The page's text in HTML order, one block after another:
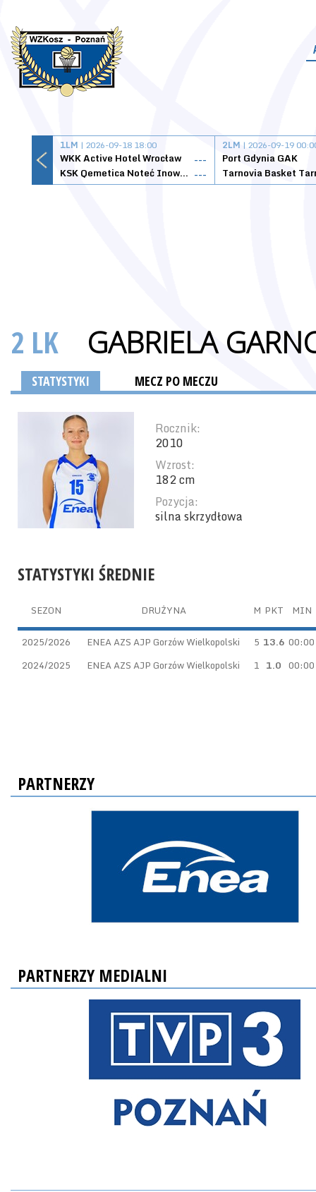
1LM | 2026-09-18 18:00
WKK Active Hotel Wrocław
---
KSK Qemetica Noteć Inowrocław ---
2LM | 2026-09-19
Port Gdynia GAK
2 LK GABRIELA
STATYSTYKI MECZ PO MECZU
Rocznik:
2010
Wzrost:
182 cm
Pozycja:
silna skrzydłowa
STATYSTYKI ŚREDNIE
SEZON DRUŻYNA M PKT MIN
2025/2026 ENEA AZS AJP Gorzów Wielkopolski 5 13.6 00:00
2024/2025
ENEA AZS AJP Gorzów Wielkopolski 1 1.0 00:00
PARTNERZY
PARTNERZY MEDIALNI